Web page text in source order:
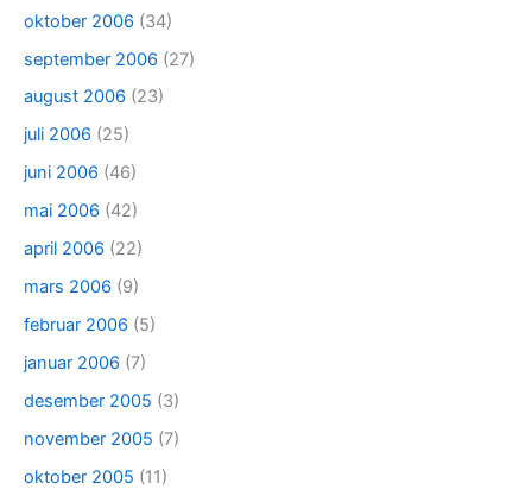
oktober 2006 (34)
september 2006 (27)
august 2006 (23)
juli 2006 (25)
juni 2006 (46)
mai 2006 (42)
april 2006 (22)
mars 2006 (9)
februar 2006 (5)
januar 2006 (7)
desember 2005 (3)
november 2005 (7)
oktober 2005 (11)